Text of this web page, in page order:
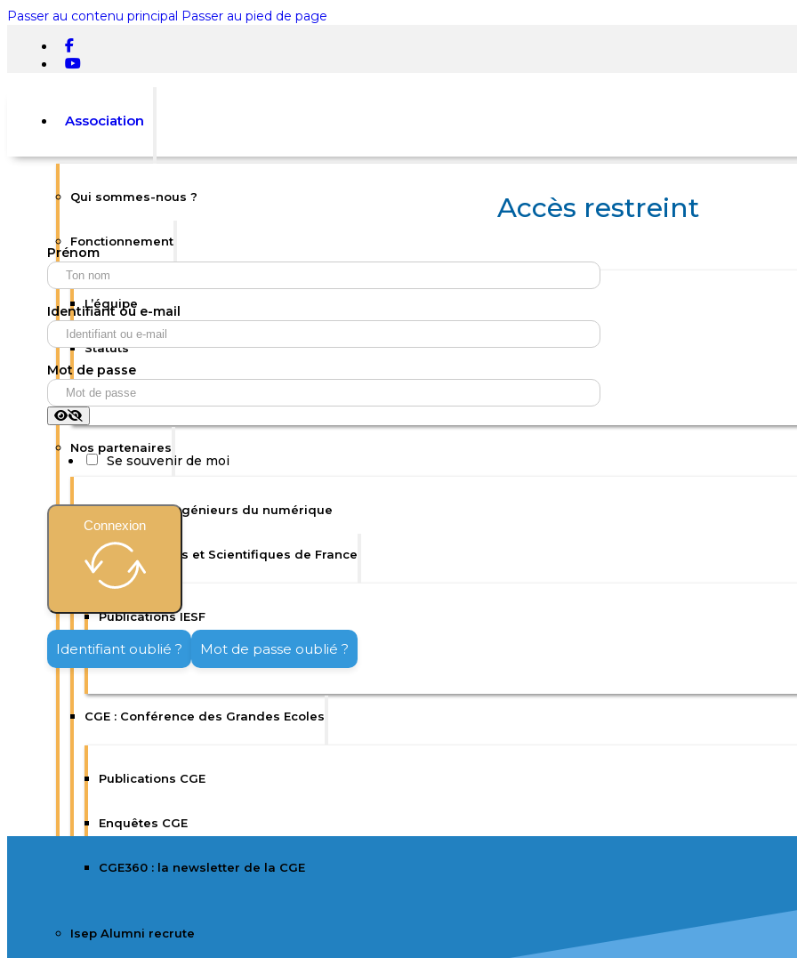
Passer au contenu principal Passer au pied de page
Rechercher sur le site
Rechercher
0
Votre panier est vide.
Boutique
Association
Qui sommes-nous ?
Fonctionnement
L’équipe
Statuts
Règlement intérieur
Nos partenaires
Isep : Ecole d’ingénieurs du numérique
IESF : Ingénieurs et Scientifiques de France
Publications IESF
CGE : Conférence des Grandes Ecoles
Publications CGE
Enquêtes CGE
CGE360 : la newsletter de la CGE
Isep Alumni recrute
Accès restreint
Prénom
Identifiant ou e-mail
Mot de passe
Se souvenir de moi
Connexion
Identifiant oublié ? Mot de passe oublié ?